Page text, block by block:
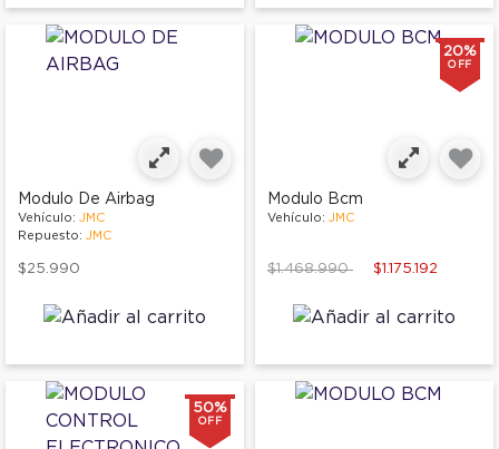
Modulo De Airbag
Vehículo: JMC
Repuesto: JMC
$25.990
20%
OFF
Modulo Bcm
Vehículo: JMC
Price reduced from
$1.468.990to $1.175.192
50%
OFF